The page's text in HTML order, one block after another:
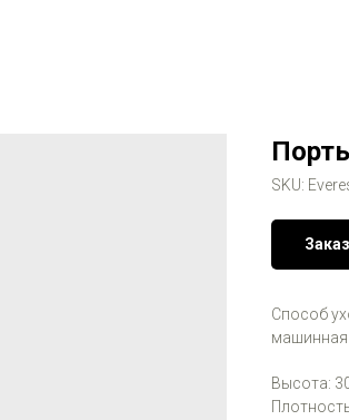
SKU:
Способ
машинная
Высота: